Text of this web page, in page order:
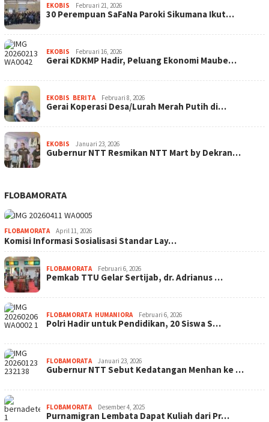
EKOBIS Februari 21, 2026
30 Perempuan SaFaNa Paroki Sikumana Ikut…
EKOBIS Februari 16, 2026
Gerai KDKMP Hadir, Peluang Ekonomi Maube…
EKOBIS BERITA Februari 8, 2026
Gerai Koperasi Desa/Lurah Merah Putih di…
EKOBIS Januari 23, 2026
Gubernur NTT Resmikan NTT Mart by Dekran…
FLOBAMORATA
FLOBAMORATA April 11, 2026
Komisi Informasi Sosialisasi Standar Lay…
FLOBAMORATA Februari 6, 2026
Pemkab TTU Gelar Sertijab, dr. Adrianus …
FLOBAMORATA, HUMANIORA Februari 6, 2026
Polri Hadir untuk Pendidikan, 20 Siswa S…
FLOBAMORATA Januari 23, 2026
Gubernur NTT Sebut Kedatangan Menhan ke …
FLOBAMORATA Desember 4, 2025
Purnamigran Lembata Dapat Kuliah dari Pr…